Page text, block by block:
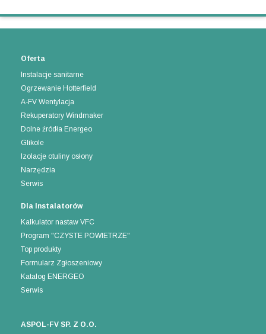
Oferta
Instalacje sanitarne
Ogrzewanie Hotterfield
A-FV Wentylacja
Rekuperatory Windmaker
Dolne źródła Energeo
Glikole
Izolacje otuliny osłony
Narzędzia
Serwis
Dla Instalatorów
Kalkulator nastaw VFC
Program "CZYSTE POWIETRZE"
Top produkty
Formularz Zgłoszeniowy
Katalog ENERGEO
Serwis
ASPOL-FV SP. Z O.O.